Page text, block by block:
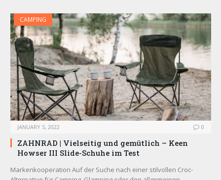
CAMPING
JANUARY 5, 2022 0
ZAHNRAD ​​| Vielseitig und gemütlich – Keen
Howser III Slide-Schuhe im Test
Markenkooperation Auf der Suche nach einer stilvollen Croc-